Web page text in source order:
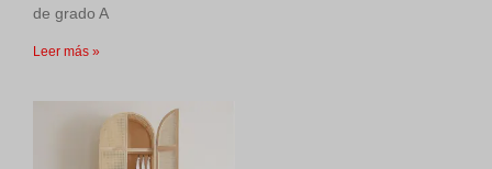
de grado A
Leer más »